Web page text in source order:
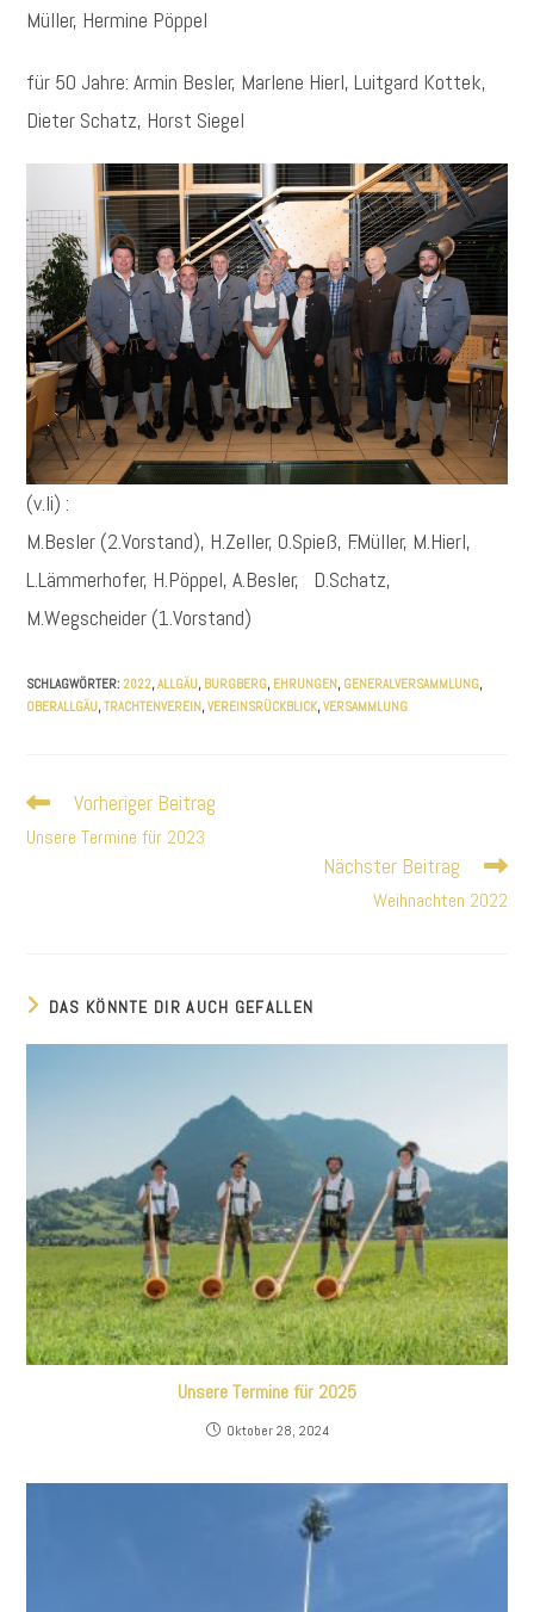
Müller, Hermine Pöppel
für 50 Jahre: Armin Besler, Marlene Hierl, Luitgard Kottek,
Dieter Schatz, Horst Siegel
(v.li) :
M.Besler (2.Vorstand), H.Zeller, O.Spieß, F.Müller, M.Hierl,
L.Lämmerhofer, H.Pöppel, A.Besler, D.Schatz,
M.Wegscheider (1.Vorstand)
SCHLAGWÖRTER:2022, ALLGÄU, BURGBERG, EHRUNGEN, GENERALVERSAMMLUNG,
OBERALLGÄU, TRACHTENVEREIN, VEREINSRÜCKBLICK, VERSAMMLUNG
Weitere
ansehen
Vorheriger Beitrag
Unsere Termine für 2023
Nächster Beitrag
Weihnachten 2022
DAS KÖNNTE DIR AUCH GEFALLEN
Unsere Termine für 2025
Oktober 28, 2024